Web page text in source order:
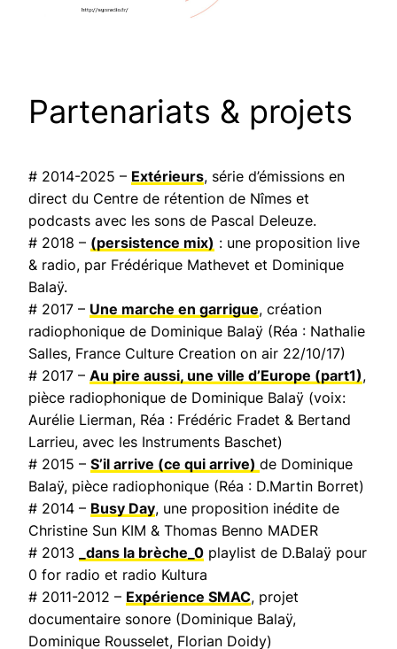
Partenariats & projets
# 2014-2025 – Extérieurs, série d’émissions en
direct du Centre de rétention de Nîmes et
podcasts avec les sons de Pascal Deleuze.
# 2018 – (persistence mix) : une proposition live
& radio, par Frédérique Mathevet et Dominique
Balaÿ.
# 2017 – Une marche en garrigue, création
radiophonique de Dominique Balaÿ (Réa : Nathalie
Salles, France Culture Creation on air 22/10/17)
# 2017 – Au pire aussi, une ville d’Europe (part1),
pièce radiophonique de Dominique Balaÿ (voix:
Aurélie Lierman, Réa : Frédéric Fradet & Bertand
Larrieu, avec les Instruments Baschet)
# 2015 – S’il arrive (ce qui arrive) de Dominique
Balaÿ, pièce radiophonique (Réa : D.Martin Borret)
# 2014 – Busy Day, une proposition inédite de
Christine Sun KIM & Thomas Benno MADER
# 2013
_dans la brèche_0 playlist de D.Balaÿ pour
0 for radio et radio Kultura
# 2011-2012 – Expérience SMAC, projet
documentaire sonore (Dominique Balaÿ,
Dominique Rousselet, Florian Doidy)